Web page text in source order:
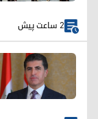
2 ساعت پیش